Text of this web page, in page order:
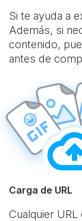
Si te ayuda a
Además, si
contenido,
antes de
Carga de URL
Cualquier URL